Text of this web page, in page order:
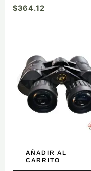
$364.12
AÑADIR AL
CARRITO